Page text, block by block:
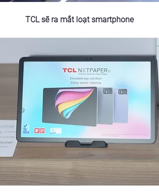
TCL sẽ ra mắt loạt smartphone